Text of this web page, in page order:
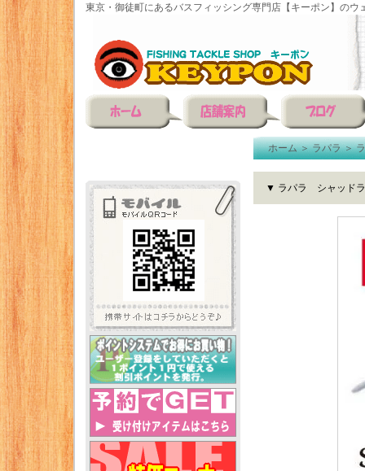
東京・御徒町にあるバスフィッシング専門店【キーポン】のウ
ホーム＞ラパラ＞
▼ ラパラ シャッド